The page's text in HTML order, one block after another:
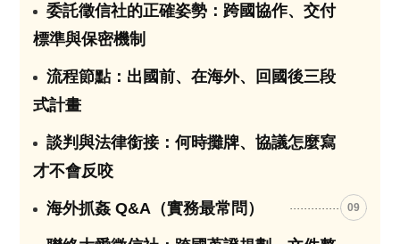
委託徵信社的正確姿勢：跨國協作、交付
標準與保密機制
流程節點：出國前、在海外、回國後三段
式計畫
談判與法律銜接：何時攤牌、協議怎麼寫
才不會反咬
海外抓姦 Q&A（實務最常問） 09